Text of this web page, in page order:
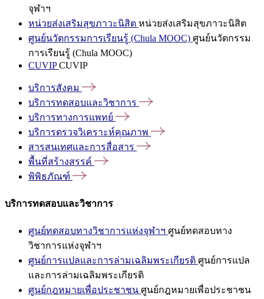
จุฬาฯ
หน่วยส่งเสริมสุขภาวะนิสิต หน่วยส่งเสริมสุขภาวะนิสิต
ศูนย์นวัตกรรมการเรียนรู้ (Chula MOOC) ศูนย์นวัตกรรม
การเรียนรู้ (Chula MOOC)
CUVIPCUVIP
บริการสังคม
บริการทดสอบและวิชาการ
บริการทางการแพทย์
บริการตรวจวิเคราะห์คุณภาพ
สารสนเทศและการสื่อสาร
พื้นที่สร้างสรรค์
พิพิธภัณฑ์
บริการทดสอบและวิชาการ
ศูนย์ทดสอบทางวิชาการแห่งจุฬาฯ ศูนย์ทดสอบทาง
วิชาการแห่งจุฬาฯ
ศูนย์การแปลและการล่ามเฉลิมพระเกียรติ ศูนย์การแปล
และการล่ามเฉลิมพระเกียรติ
ศูนย์กฎหมายเพื่อประชาชน ศูนย์กฎหมายเพื่อประชาชน